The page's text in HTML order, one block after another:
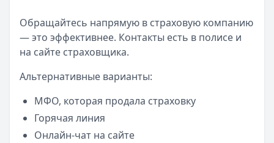
Обращайтесь напрямую в страховую компанию
— это эффективнее. Контакты есть в полисе и
на сайте страховщика.
Альтернативные варианты:
МФО, которая продала страховку
Горячая линия
Онлайн-чат на сайте